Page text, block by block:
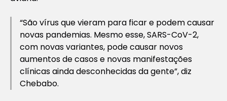
“São vírus que vieram para ficar e podem causar
novas pandemias. Mesmo esse, SARS-CoV-2,
com novas variantes, pode causar novos
aumentos de casos e novas manifestações
clínicas ainda desconhecidas da gente”, diz
Chebabo.